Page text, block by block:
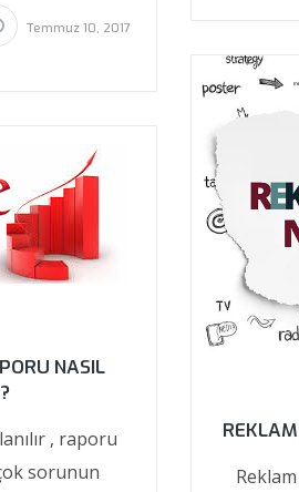
Temmuz 10, 2017
NASIL
, raporu
sorunun